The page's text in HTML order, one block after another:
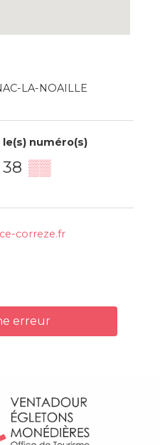
LA-NOAILLE
numéro(s)
▒▒
correze.fr
erreur